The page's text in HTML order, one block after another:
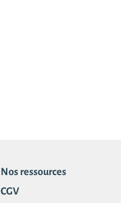
Nos ressources
CGV